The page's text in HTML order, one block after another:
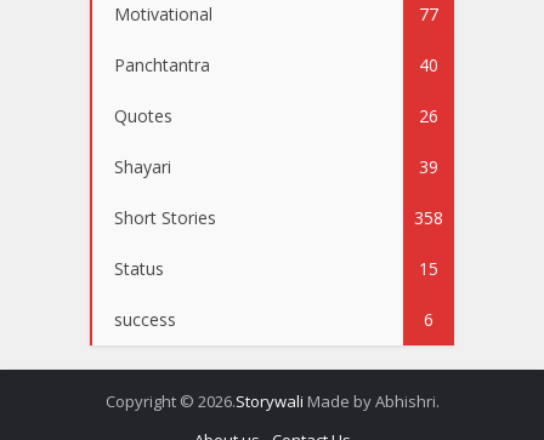
Motivational 77
Panchtantra 40
Quotes 26
Shayari 39
Short Stories 358
Status 15
success 6
Copyright © 2026.Storywali Made by Abhishri.